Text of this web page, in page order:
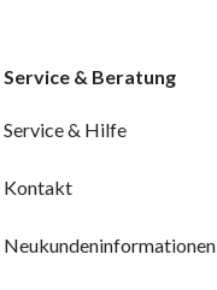
Service & Beratung
Service & Hilfe
Kontakt
Neukundeninformationen